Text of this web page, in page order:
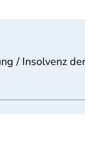
/ Insolvenz